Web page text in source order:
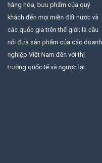
hàng hóa, bưu phẩm của quý
khách đến mọi miền đất nước và
các quốc gia trên thế giới; là cầu
nối đưa sản phẩm của các doanh
nghiệp Việt Nam đến với thị
trường quốc tế và ngược lại.